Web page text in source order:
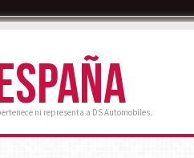
ni representa a DS Automobiles.